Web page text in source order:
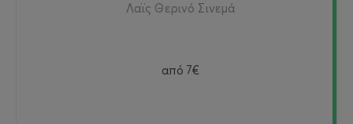
Λαϊς Θερινό Σινεμά
από 7€